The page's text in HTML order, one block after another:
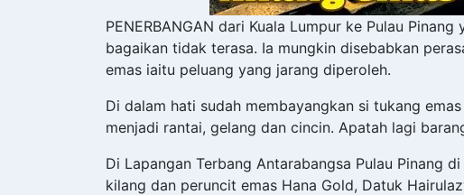
PENERBANGAN dari Kuala Lumpur ke Pulau
bagaikan tidak terasa. Ia mungkin disebabkan
emas iaitu peluang yang jarang diperoleh.
Di dalam hati sudah membayangkan si tukang
menjadi rantai, gelang dan cincin. Apatah lagi
Di Lapangan Terbang Antarabangsa Pulau Pinang
kilang dan peruncit emas Hana Gold, Datuk